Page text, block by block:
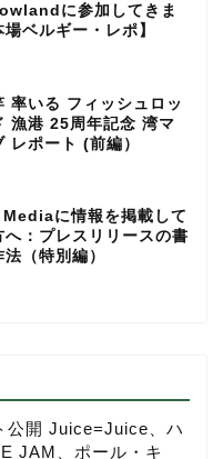
に参加してきま
場ベルギー・レポ】
率いる フィッシュロッ
漁港 25周年記念 湾マ
レポート (前編）
に情報を掲載して
へ：プレスリリースの書
（特別編）
公開 Juice=Juice、ハ
JAM、ポール・キ